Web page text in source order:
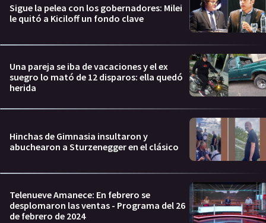
Sigue la pelea con los gobernadores: Milei
le quitó a Kiciloff un fondo clave
Una pareja se iba de vacaciones y el ex
suegro lo mató de 12 disparos: ella quedó
herida
Hinchas de Gimnasia insultaron y
abuchearon a Sturzenegger en el clásico
Telenueve Amanece: En febrero se
desplomaron las ventas - Programa del 26
de febrero de 2024